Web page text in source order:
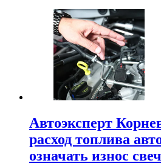
Автоэксперт
расход топлива
означать износ